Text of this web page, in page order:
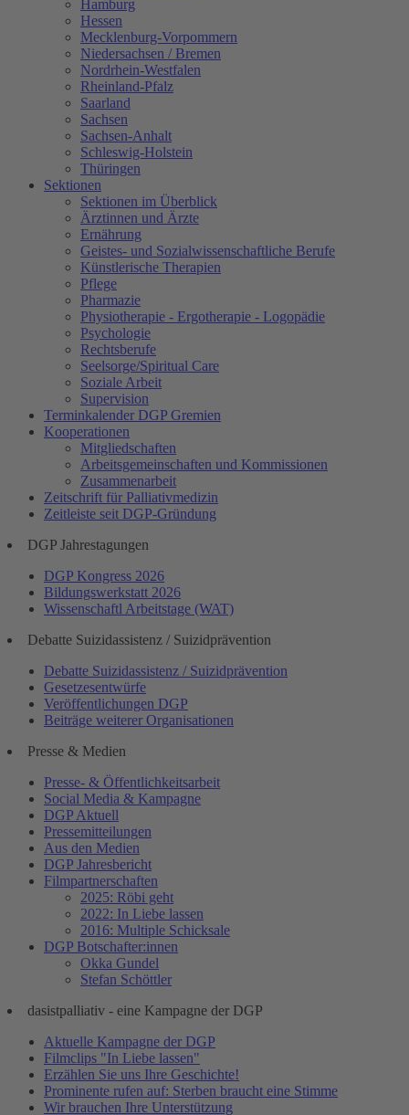
Hamburg
Hessen
Mecklenburg-Vorpommern
Niedersachsen / Bremen
Nordrhein-Westfalen
Rheinland-Pfalz
Saarland
Sachsen
Sachsen-Anhalt
Schleswig-Holstein
Thüringen
Sektionen
Sektionen im Überblick
Ärztinnen und Ärzte
Ernährung
Geistes- und Sozialwissenschaftliche Berufe
Künstlerische Therapien
Pflege
Pharmazie
Physiotherapie - Ergotherapie - Logopädie
Psychologie
Rechtsberufe
Seelsorge/Spiritual Care
Soziale Arbeit
Supervision
Terminkalender DGP Gremien
Kooperationen
Mitgliedschaften
Arbeitsgemeinschaften und Kommissionen
Zusammenarbeit
Zeitschrift für Palliativmedizin
Zeitleiste seit DGP-Gründung
DGP Jahrestagungen
DGP Kongress 2026
Bildungswerkstatt 2026
Wissenschaftl Arbeitstage (WAT)
Debatte Suizidassistenz / Suizidprävention
Debatte Suizidassistenz / Suizidprävention
Gesetzesentwürfe
Veröffentlichungen DGP
Beiträge weiterer Organisationen
Presse & Medien
Presse- & Öffentlichkeitsarbeit
Social Media & Kampagne
DGP Aktuell
Pressemitteilungen
Aus den Medien
DGP Jahresbericht
Filmpartnerschaften
2025: Röbi geht
2022: In Liebe lassen
2016: Multiple Schicksale
DGP Botschafter:innen
Okka Gundel
Stefan Schöttler
dasistpalliativ - eine Kampagne der DGP
Aktuelle Kampagne der DGP
Filmclips "In Liebe lassen"
Erzählen Sie uns Ihre Geschichte!
Prominente rufen auf: Sterben braucht eine Stimme
Wir brauchen Ihre Unterstützung